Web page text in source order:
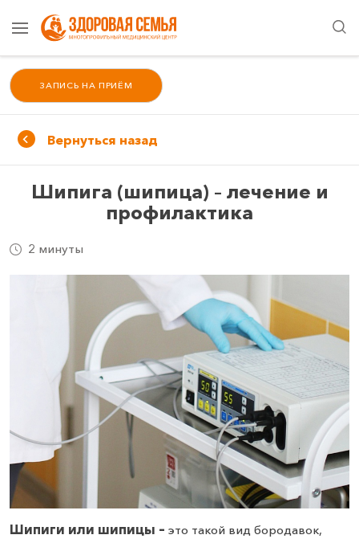
ЗАПИСЬ НА ПРИЁМ
Вернуться назад
Шипига (шипица) – лечение и
профилактика
2 минуты
Шипиги или шипицы – это такой вид бородавок,